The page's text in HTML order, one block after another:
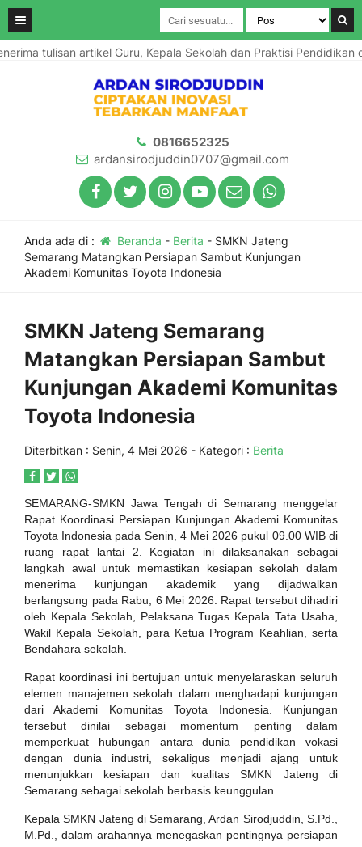
artikel Guru, Kepala Sekolah dan Praktisi Pendidikan dalam
0816652325
ardansirodjuddin0707@gmail.com
Anda ada di : Beranda - Berita - SMKN Jateng
Semarang Matangkan Persiapan Sambut Kunjungan
Akademi Komunitas Toyota Indonesia
SMKN Jateng Semarang
Matangkan Persiapan Sambut
Kunjungan Akademi Komunitas
Toyota Indonesia
Diterbitkan : Senin, 4 Mei 2026 - Kategori : Berita
SEMARANG-SMKN Jawa Tengah di Semarang menggelar
Rapat Koordinasi Persiapan Kunjungan Akademi Komunitas
Toyota Indonesia pada Senin, 4 Mei 2026 pukul 09.00 WIB di
ruang rapat lantai 2. Kegiatan ini dilaksanakan sebagai
langkah awal untuk memastikan kesiapan sekolah dalam
menerima kunjungan akademik yang dijadwalkan
berlangsung pada Rabu, 6 Mei 2026. Rapat tersebut dihadiri
oleh Kepala Sekolah, Pelaksana Tugas Kepala Tata Usaha,
Wakil Kepala Sekolah, para Ketua Program Keahlian, serta
Bendahara sekolah.
Rapat koordinasi ini bertujuan untuk menyelaraskan seluruh
elemen manajemen sekolah dalam menghadapi kunjungan
dari Akademi Komunitas Toyota Indonesia. Kunjungan
tersebut dinilai sebagai momentum penting dalam
memperkuat hubungan antara dunia pendidikan vokasi
dengan dunia industri, sekaligus menjadi ajang untuk
menunjukkan kesiapan dan kualitas SMKN Jateng di
Semarang sebagai sekolah berbasis keunggulan.
Kepala SMKN Jateng di Semarang, Ardan Sirodjuddin, S.Pd.,
M.Pd., dalam arahannya menegaskan pentingnya persiapan